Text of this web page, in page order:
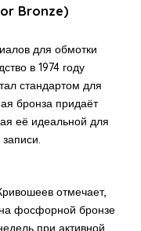
Bronze)
для обмотки
в 1974 году
стандартом для
бронза придаёт
её идеальной для
отмечает,
фосфорной бронзе